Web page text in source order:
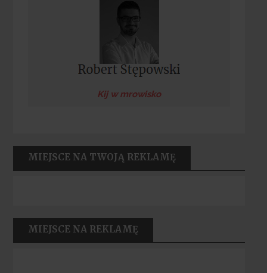
Kij w mrowisko
MIEJSCE NA TWOJĄ REKLAMĘ
MIEJSCE NA REKLAMĘ